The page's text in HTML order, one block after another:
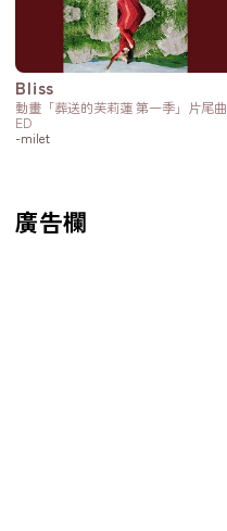
Bliss
動畫「葬送的芙莉蓮 第一季」片尾曲
ED
-milet
廣告欄